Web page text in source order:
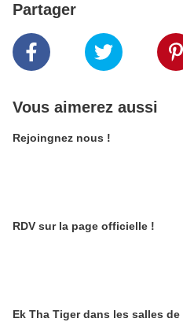
Partager
Vous aimerez aussi
Rejoingnez nous !
RDV sur la page officielle !
Ek Tha Tiger dans les salles de